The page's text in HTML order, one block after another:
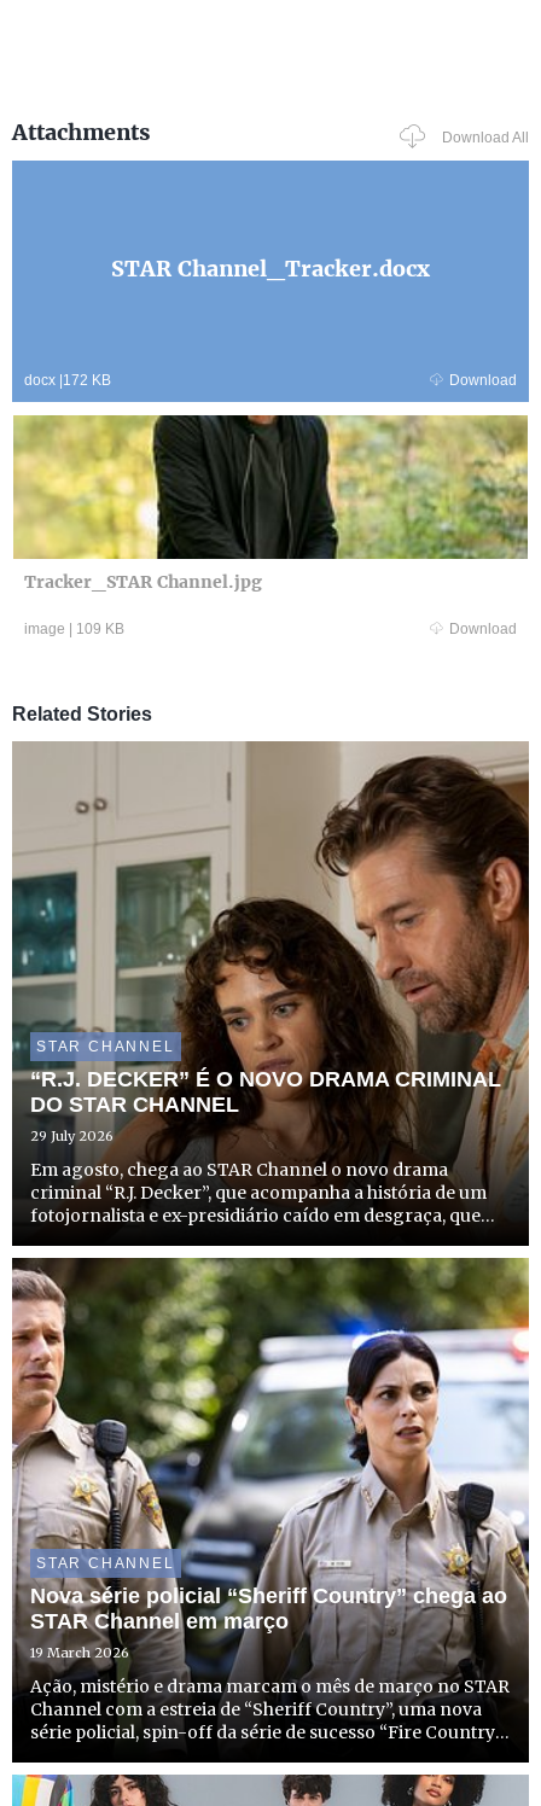
Attachments Download All
STAR Channel_Tracker.docx
docx 172 KB Download
Tracker_STAR Channel.jpg
image 109 KB Download
Related Stories
STAR CHANNEL
“R.J. DECKER” É O NOVO DRAMA CRIMINAL
DO STAR CHANNEL
29 July 2026
Em agosto, chega ao STAR Channel o novo drama
criminal “R.J. Decker”, que acompanha a história de um
fotojornalista e ex-presidiário caído em desgraça, que
solarengo e criminoso Sul da Flórida. A estreia desta
produção que com...
STAR CHANNEL
Nova série policial “Sheriff Country” chega ao
STAR Channel em março
19 March 2026
Ação, mistério e drama marcam o mês de março no STAR
Channel com a estreia de “Sheriff Country”, uma nova
série policial, spin-off da série de sucesso “Fire Country”.
não só começa a emitir esta nova e entusiasmante ...